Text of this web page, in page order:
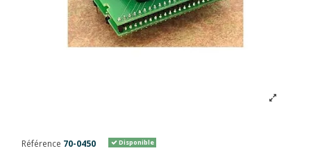
Référence 70-0450 Disponible